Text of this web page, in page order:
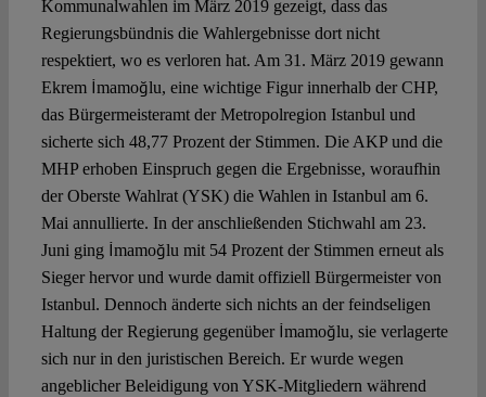
Kommunalwahlen im März 2019 gezeigt, dass das
Regierungsbündnis die Wahlergebnisse dort nicht
respektiert, wo es verloren hat. Am 31. März 2019 gewann
Ekrem İmamoğlu, eine wichtige Figur innerhalb der CHP,
das Bürgermeisteramt der Metropolregion Istanbul und
sicherte sich 48,77 Prozent der Stimmen. Die AKP und die
MHP erhoben Einspruch gegen die Ergebnisse, woraufhin
der Oberste Wahlrat (YSK) die Wahlen in Istanbul am 6.
Mai annullierte. In der anschließenden Stichwahl am 23.
Juni ging İmamoğlu mit 54 Prozent der Stimmen erneut als
Sieger hervor und wurde damit offiziell Bürgermeister von
Istanbul. Dennoch änderte sich nichts an der feindseligen
Haltung der Regierung gegenüber İmamoğlu, sie verlagerte
sich nur in den juristischen Bereich. Er wurde wegen
angeblicher Beleidigung von YSK-Mitgliedern während